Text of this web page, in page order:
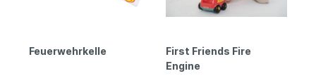
Feuerwehrkelle
First Friends Fire
Engine